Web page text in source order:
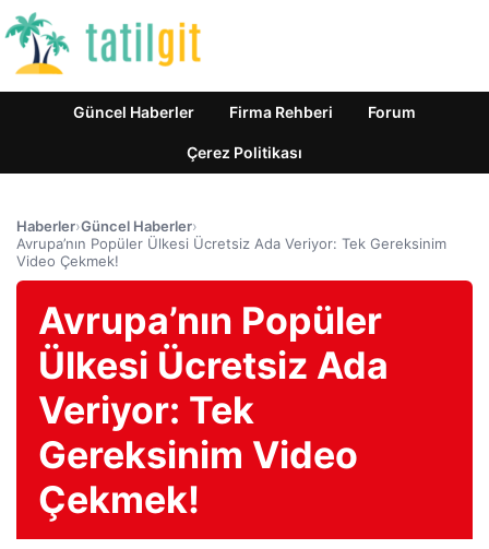
Güncel Haberler Firma Rehberi Forum
Çerez Politikası
Haberler›Güncel Haberler›
Avrupa’nın Popüler Ülkesi Ücretsiz Ada Veriyor: Tek Gereksinim
Video Çekmek!
Avrupa’nın Popüler
Ülkesi Ücretsiz Ada
Veriyor: Tek
Gereksinim Video
Çekmek!